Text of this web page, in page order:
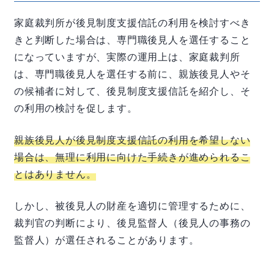
家庭裁判所が後見制度支援信託の利用を検討すべき
きと判断した場合は、専門職後見人を選任すること
になっていますが、実際の運用上は、家庭裁判所
は、専門職後見人を選任する前に、親族後見人やそ
の候補者に対して、後見制度支援信託を紹介し、そ
の利用の検討を促します。
親族後見人が後見制度支援信託の利用を希望しない
場合は、無理に利用に向けた手続きが進められるこ
とはありません。
しかし、被後見人の財産を適切に管理するために、
裁判官の判断により、後見監督人（後見人の事務の
監督人）が選任されることがあります。